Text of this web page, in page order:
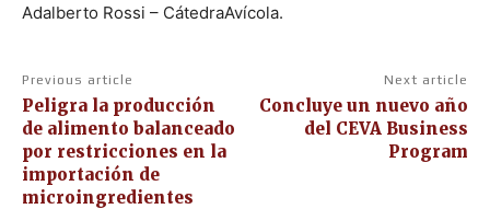
Adalberto Rossi – CátedraAvícola.
Previous article
Peligra la producción
de alimento balanceado
por restricciones en la
importación de
microingredientes
Next article
Concluye un nuevo año
del CEVA Business
Program